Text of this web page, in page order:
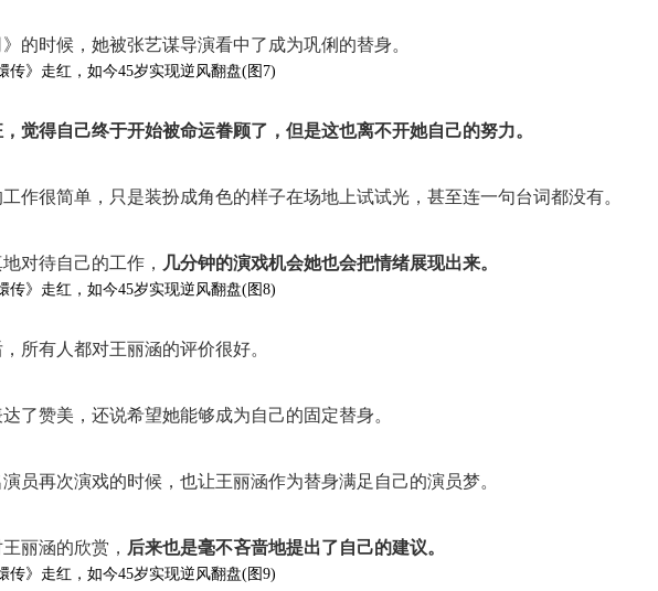
的时候，她被张艺谋导演看中了成为巩俐的替身。
觉得自己终于开始被命运眷顾了，但是这也离不开她自己的努力。
作很简单，只是装扮成角色的样子在场地上试试光，甚至连一句台词都没有。
对待自己的工作， 几分钟的演戏机会她也会把情绪展现出来。
所有人都对王丽涵的评价很好。
了赞美，还说希望她能够成为自己的固定替身。
员再次演戏的时候，也让王丽涵作为替身满足自己的演员梦。
丽涵的欣赏， 后来也是毫不吝啬地提出了自己的建议。